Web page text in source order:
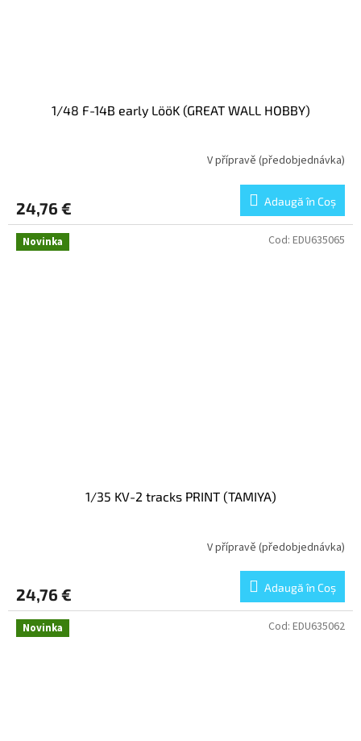
1/48 F-14B early LööK (GREAT WALL HOBBY)
V přípravě (předobjednávka)
24,76 € Adaugă în Coş
Novinka
1/35 KV-2 tracks PRINT (TAMIYA)
V přípravě (předobjednávka)
24,76 € Adaugă în Coş
Cod: EDU635065
Novinka Cod: EDU635062